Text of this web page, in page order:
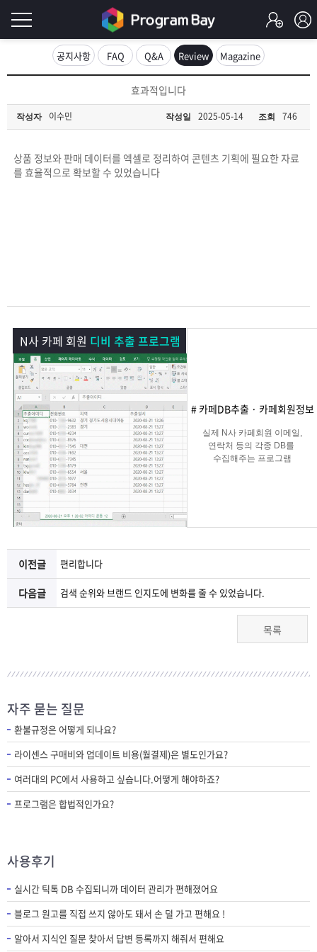
그
인
필
로
인
Q&A
베
이
는?
램
구
매
프
로
그
램
춤
상
품
문
의
고
객
센
터
마
이
페
이
지
파
트
너
공지사항 FAQ Q&A Review Magazine
효과적입니다
작성자 이수민 작성일 2025-05-14 조회 746
상품 정보와 판매 데이터를 엑셀로 정리하여 콘텐츠 기획에 필요한 자료
를 효율적으로 확보할 수 있었습니다
N사 카페 회원 디비 추출 프로그램
# 카페DB추출 · 카페회원정보
실제 N사 카페회원 이메일,
연락처 등의 각종 DB를
수집해주는 프로그램
이전글 편리합니다
다음글 검색 순위와 브랜드 인지도에 변화를 줄 수 있었습니다.
목록
자주 묻는 질문
환불규정은 어떻게 되나요?
라이센스 구매비와 업데이트 비용(월결제)은 별도인가요?
여러대의 PC에서 사용하고 싶습니다.어떻게 해야하죠?
프로그램은 합법적인가요?
사용후기
실시간 틱톡 DB 수집되니까 데이터 관리가 편해졌어요
블로그 원고를 직접 쓰지 않아도 돼서 손 덜 가고 편해요 !
알아서 지식인 질문 찾아서 답변 등록까지 해줘서 편해요